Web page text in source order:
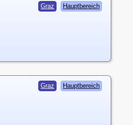
Graz Hauptbereich
Graz Hauptbereich